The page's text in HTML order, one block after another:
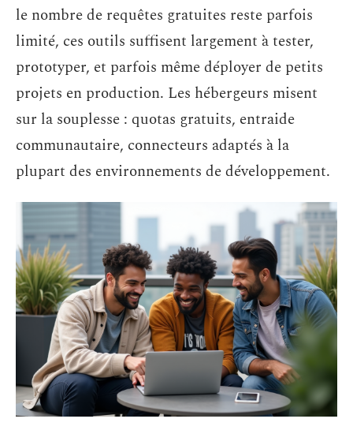
le nombre de requêtes gratuites reste parfois
limité, ces outils suffisent largement à tester,
prototyper, et parfois même déployer de petits
projets en production. Les hébergeurs misent
sur la souplesse : quotas gratuits, entraide
communautaire, connecteurs adaptés à la
plupart des environnements de développement.